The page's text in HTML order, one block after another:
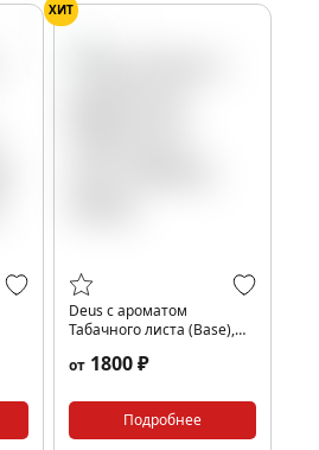
ХИТ
Deus с ароматом
Табачного листа (Base),
от 1800 ₽
Подробнее